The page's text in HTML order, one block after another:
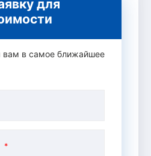
для
вам в самое ближайшее